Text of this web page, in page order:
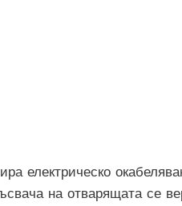
електрическо
на отварящата се